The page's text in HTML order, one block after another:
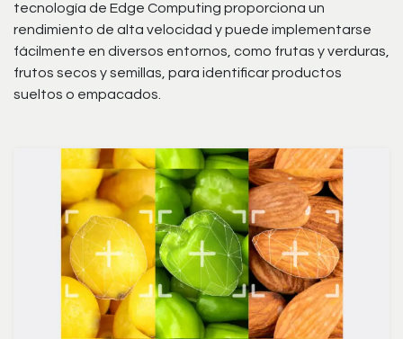
tecnología de Edge Computing proporciona un
rendimiento de alta velocidad y puede implementarse
fácilmente en diversos entornos, como frutas y verduras,
frutos secos y semillas, para identificar productos
sueltos o empacados.